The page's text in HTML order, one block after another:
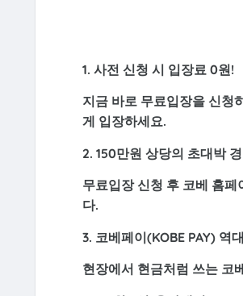
1. 사전 신청 시 입장료 0원!
지금 바로 무료입장을 신청
게 입장하세요.
2. 150만원 상당의 초대박
무료입장 신청 후 코베 홈
다.
3. 코베페이(KOBE PAY) 역
현장에서 현금처럼 쓰는 코